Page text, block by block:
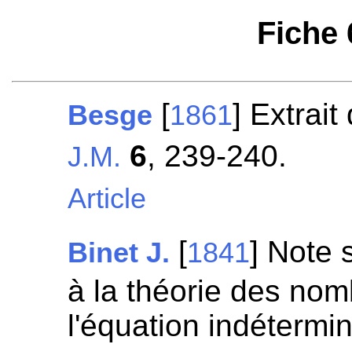
Fiche
Besge [1861] Extrait
J.M. 6, 239-240.
Article
Binet J. [1841] Note
à la théorie des
l'équation